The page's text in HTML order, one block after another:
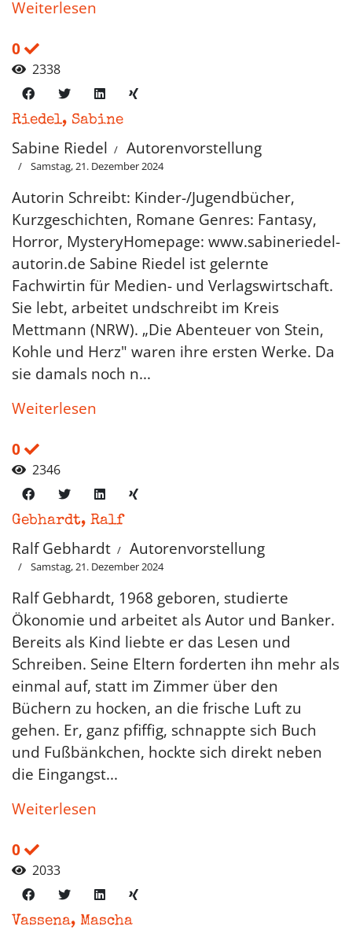
Weiterlesen
0
2338
Riedel, Sabine
Sabine Riedel Autorenvorstellung
Samstag, 21. Dezember 2024
Autorin Schreibt: Kinder-/Jugendbücher,
Kurzgeschichten, Romane Genres: Fantasy,
Horror, MysteryHomepage: www.sabineriedel-
autorin.de Sabine Riedel ist gelernte
Fachwirtin für Medien- und Verlagswirtschaft.
Sie lebt, arbeitet undschreibt im Kreis
Mettmann (NRW). „Die Abenteuer von Stein,
Kohle und Herz" waren ihre ersten Werke. Da
sie damals noch n...
Weiterlesen
0
2346
Gebhardt, Ralf
Ralf Gebhardt Autorenvorstellung
Samstag, 21. Dezember 2024
Ralf Gebhardt, 1968 geboren, studierte
Ökonomie und arbeitet als Autor und Banker.
Bereits als Kind liebte er das Lesen und
Schreiben. Seine Eltern forderten ihn mehr als
einmal auf, statt im Zimmer über den
Büchern zu hocken, an die frische Luft zu
gehen. Er, ganz pfiffig, schnappte sich Buch
und Fußbänkchen, hockte sich direkt neben
die Eingangst...
Weiterlesen
0
2033
Vassena, Mascha